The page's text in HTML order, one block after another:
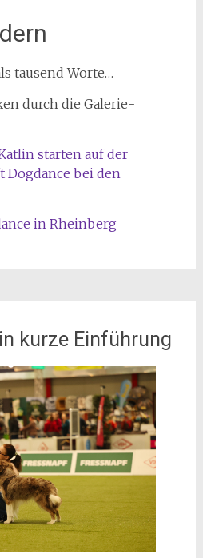
tausend Worte…
durch die Galerie-
starten auf der
Dogdance bei den
in Rheinberg
kurze Einführung